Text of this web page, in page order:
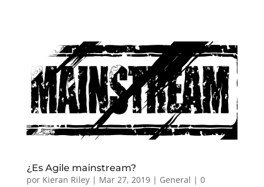
¿Es Agile mainstream?
por Kieran Riley| Mar 27, 2019| General | 0